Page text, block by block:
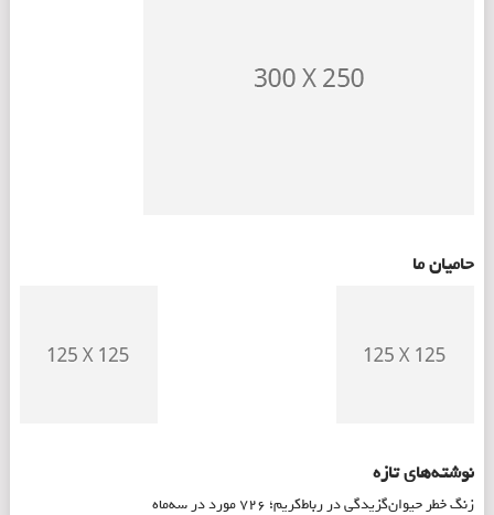
حامیان ما
نوشته‌های تازه
زنگ خطر حیوان‌گزیدگی در رباط‌کریم؛ ۷۲۶ مورد در سه‌ماه